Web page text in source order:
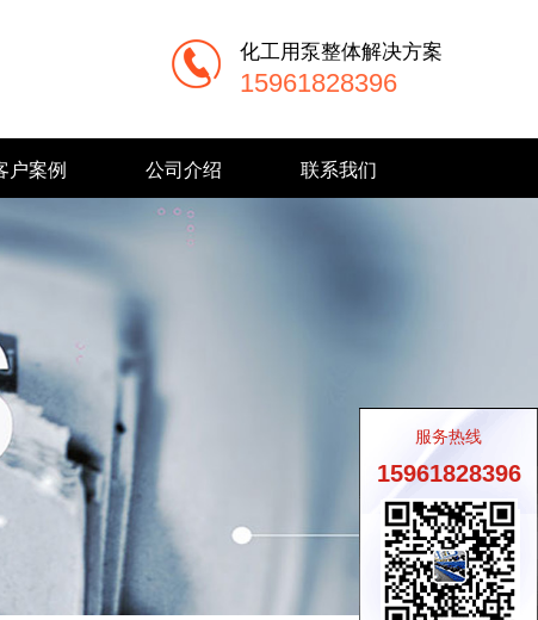
化工用泵整体解决方案
15961828396
户案例 公司介绍 联系我们
服务热线
15961828396